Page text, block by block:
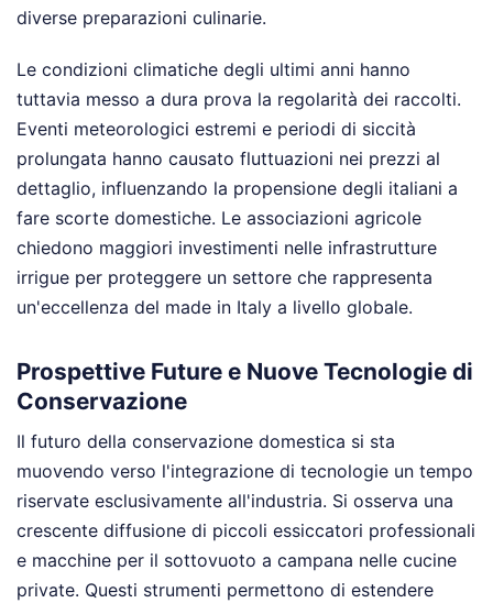
diverse preparazioni culinarie.
Le condizioni climatiche degli ultimi anni hanno
tuttavia messo a dura prova la regolarità dei raccolti.
Eventi meteorologici estremi e periodi di siccità
prolungata hanno causato fluttuazioni nei prezzi al
dettaglio, influenzando la propensione degli italiani a
fare scorte domestiche. Le associazioni agricole
chiedono maggiori investimenti nelle infrastrutture
irrigue per proteggere un settore che rappresenta
un'eccellenza del made in Italy a livello globale.
Prospettive Future e Nuove Tecnologie di
Conservazione
Il futuro della conservazione domestica si sta
muovendo verso l'integrazione di tecnologie un tempo
riservate esclusivamente all'industria. Si osserva una
crescente diffusione di piccoli essiccatori professionali
e macchine per il sottovuoto a campana nelle cucine
private. Questi strumenti permettono di estendere